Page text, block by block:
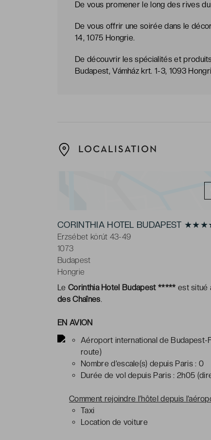
De vous promener le long des rives
De vous offrir une soirée dans le
14, 1075 Hongrie.
De découvrir les spécialités et
Budapest, Vámház krt. 1-3, 1093
LOCALISATION
CORINTHIA HOTEL BUDAPEST
Erzsébet körút 43-49
1073
Budapest
Hongrie
Le Corinthia Hotel Budapest ***** est situé
des Chaînes.
EN AVION
Aéroport international de Budapest-
route)
Nombre d’escale(s) depuis Paris : 0
Durée de vol depuis Paris : 2h05
Comment rejoindre l’hôtel depuis
Taxi
Location de voiture